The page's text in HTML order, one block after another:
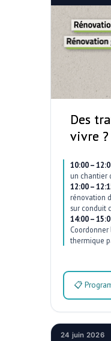
Des
vivre ?
10:00 –
un chantier
12:00 –
rénovation
sur conduit
14:00 –
Coordonner
thermique
📋
24 juin 2026